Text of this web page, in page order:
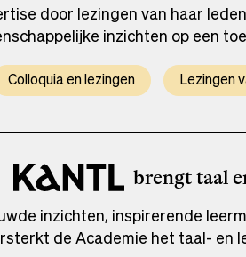
door lezingen van haar
inzichten op een
Colloquia en lezingen Lezingen
brengt taal
inzichten, inspirerende
de Academie het taal- en